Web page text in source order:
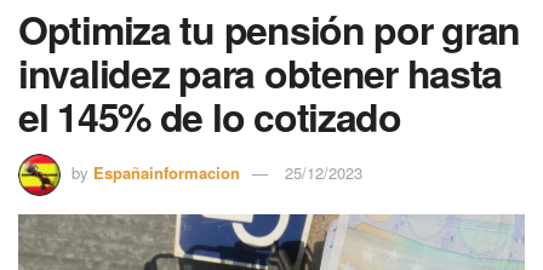
Optimiza tu pensión por gran
invalidez para obtener hasta
el 145% de lo cotizado
by Españainformacion 25/12/2023